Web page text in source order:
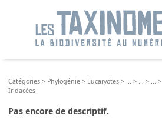
Catégories > Phylogénie > Eucaryotes > > > >
Iridacées
Pas encore de descriptif.